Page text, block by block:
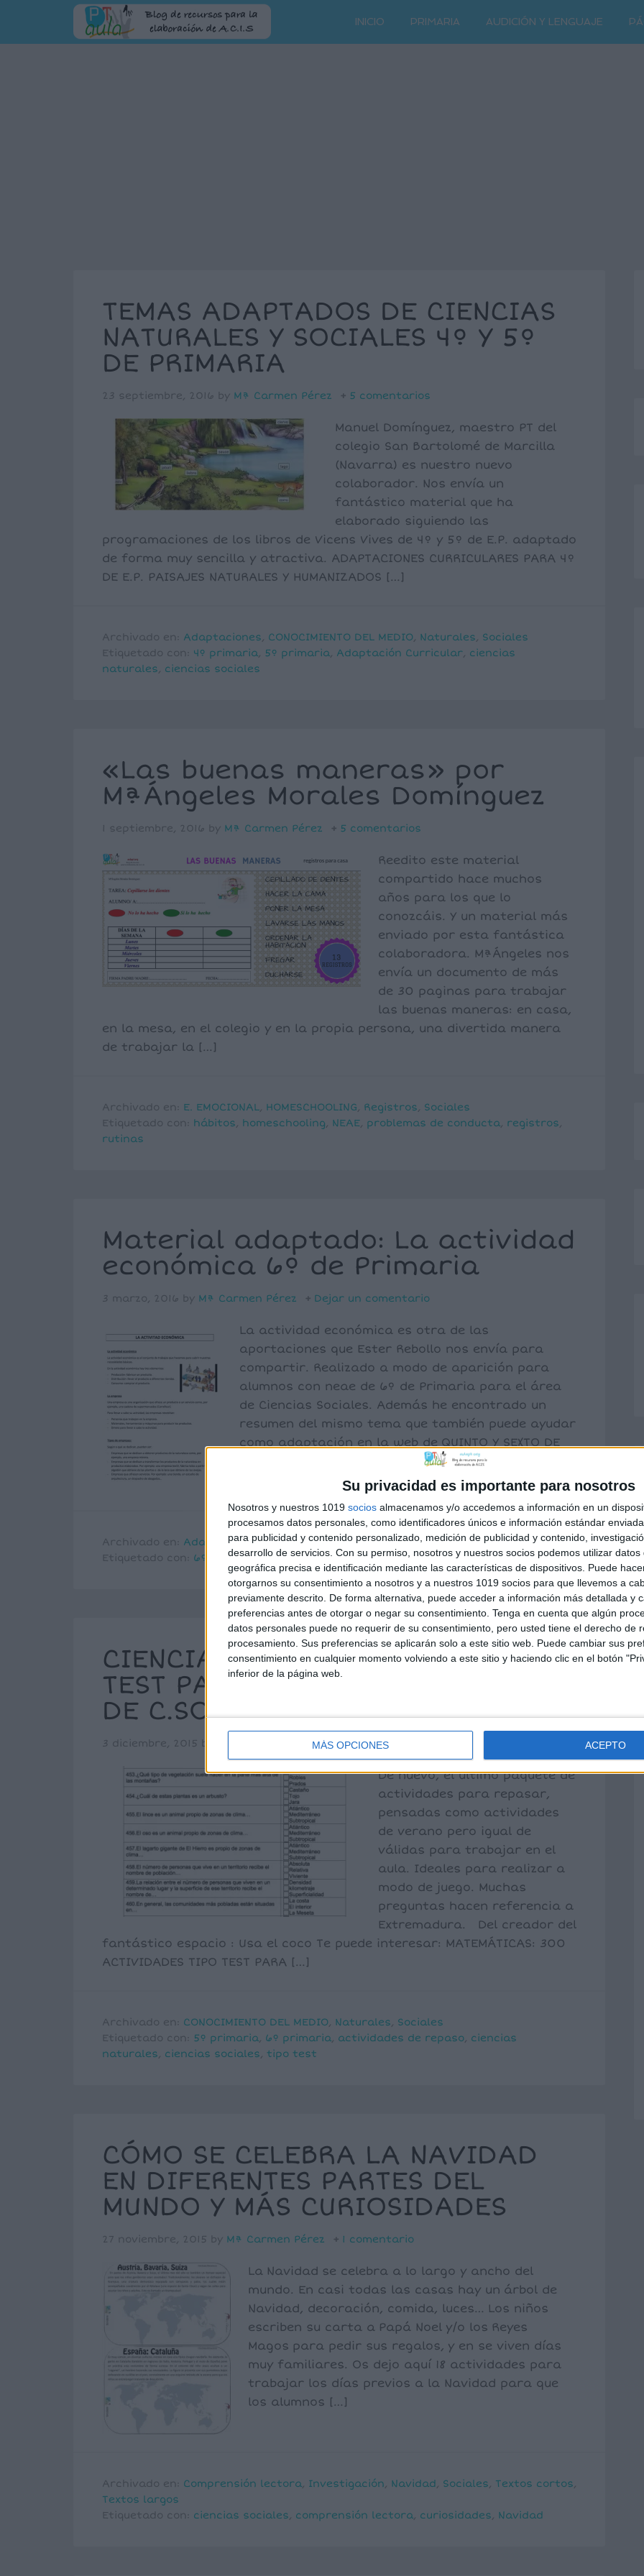
Su privacidad es importante para nosotros
Nosotros y nuestros 1019 socios almacenamos y/o accedemos a información en un
procesamos datos personales, como identificadores únicos e información estándar
para publicidad y contenido personalizado, medición de publicidad y contenido,
desarrollo de servicios. Con su permiso, nosotros y nuestros socios podemos utilizar datos
geográfica precisa e identificación mediante las características de dispositivos. Puede
otorgarnos su consentimiento a nosotros y a nuestros 1019 socios para que llevemos a
previamente descrito. De forma alternativa, puede acceder a información más detallada y
preferencias antes de otorgar o negar su consentimiento. Tenga en cuenta que algún
datos personales puede no requerir de su consentimiento, pero usted tiene el derecho de
procesamiento. Sus preferencias se aplicarán solo a este sitio web. Puede cambiar sus
consentimiento en cualquier momento volviendo a este sitio y haciendo clic en el botón
inferior de la página web.
MÁS OPCIONES ACEPTO
INICIO PRIMARIA AUDICIÓN Y LENGUAJE
TEMAS ADAPTADOS DE CIENCIAS
NATURALES Y SOCIALES 4º Y 5º
DE PRIMARIA
23 septiembre, 2016 by Mª Carmen Pérez 5 comentarios
Manuel Domínguez, maestro PT del
colegio San Bartolomé de Marcilla
(Navarra) es nuestro nuevo
colaborador. Nos envía un
fantástico material que ha
elaborado siguiendo las
programaciones de los libros de Vicens Vives de 4º y 5º de E.P. adaptado
de forma muy sencilla y atractiva. ADAPTACIONES CURRICULARES PARA 4º
DE E.P. PAISAJES NATURALES Y HUMANIZADOS […]
Archivado en: Adaptaciones, CONOCIMIENTO DEL MEDIO, Naturales, Sociales
Etiquetado con: 4º primaria, 5º primaria, Adaptación Curricular, ciencias
naturales, ciencias sociales
«Las buenas maneras» por
MªÁngeles Morales Domínguez
1 septiembre, 2016 by Mª Carmen Pérez 5 comentarios
Reedito este material
compartido hace muchos
años para los que lo
conozcáis. Y un material más
enviado por esta fantástica
colaboradora. MªÁngeles nos
envía un documento de más
de 30 paginas para trabajar
las buenas maneras: en casa,
en la mesa, en el colegio y en la propia persona, una divertida manera
de trabajar la […]
Archivado en: E. EMOCIONAL, HOMESCHOOLING, Registros, Sociales
Etiquetado con: hábitos, homeschooling, NEAE, problemas de conducta, registros,
rutinas
Material adaptado: La actividad
económica 6º de Primaria
3 marzo, 2016 by Mª Carmen Pérez Dejar un comentario
La actividad económica es otra de las
aportaciones que Ester Rebollo nos envía para
compartir. Realizado a modo de aparición para
alumnos con neae de 6º de Primaria para el área
de Ciencias Sociales. Además he encontrado un
resumen del mismo tema que también puede ayudar
como adaptación en la web de QUINTO Y SEXTO DE
Archivado en: Adaptaciones,Sociales
Etiquetado con: 6º primaria,Adaptación Curricular,ciencias sociales,economía
CIENCIAS: 960 PREGUNTAS TIPO
TEST PARA REPASAR LAS ÁREAS
DE C.SOCIALES Y C.NATURALES
3 diciembre, 2015 by Mª Carmen Pérez 2 comentarios
De nuevo, el último paquete de
actividades para repasar,
pensadas como actividades
de verano pero igual de
válidas para trabajar en el
aula. Ideales para realizar a
modo de juego. Muchas
preguntas hacen referencia a
Extremadura. Del creador del
fantástico espacio : Usa el coco Te puede interesar: MATEMÁTICAS: 300
ACTIVIDADES TIPO TEST PARA […]
Archivado en: CONOCIMIENTO DEL MEDIO, Naturales, Sociales
Etiquetado con: 5º primaria, 6º primaria, actividades de repaso, ciencias
naturales, ciencias sociales, tipo test
CÓMO SE CELEBRA LA NAVIDAD
EN DIFERENTES PARTES DEL
MUNDO Y MÁS CURIOSIDADES
27 noviembre, 2015 by Mª Carmen Pérez 1 comentario
La Navidad se celebra a lo largo y ancho del
mundo. En casi todas las casas hay un árbol de
Navidad, decoración, comida, luces… Los niños
escriben su carta a Papá Noel y/o los Reyes
Magos para pedir sus regalos, y en se viven días
muy familiares. Os dejo aquí 18 actividades para
trabajar los días previos a la Navidad para que
los alumnos […]
Archivado en: Comprensión lectora, Investigación, Navidad, Sociales, Textos cortos,
Textos largos
Etiquetado con: ciencias sociales, comprensión lectora, curiosidades, Navidad